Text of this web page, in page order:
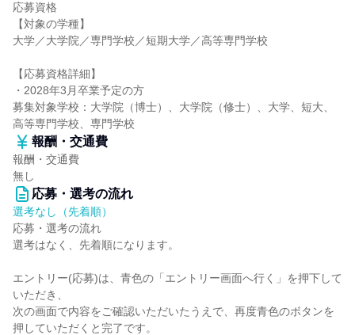
応募資格
【対象の学種】
大学／大学院／専門学校／短期大学／高等専門学校
【応募資格詳細】
・2028年3月卒業予定の方
募集対象学校：大学院（博士）、大学院（修士）、大学、短大、
高等専門学校、専門学校
報酬・交通費
報酬・交通費
無し
応募・選考の流れ
選考なし（先着順）
応募・選考の流れ
選考はなく、先着順になります。
エントリー(応募)は、青色の「エントリー画面へ行く」を押下して
いただき、
次の画面で内容をご確認いただいたうえで、再度青色のボタンを
押していただくと完了です。